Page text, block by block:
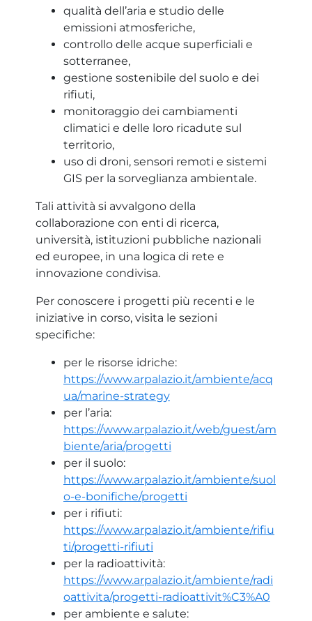
qualità dell’aria e studio delle
emissioni atmosferiche,
controllo delle acque superficiali e
sotterranee,
gestione sostenibile del suolo e dei
rifiuti,
monitoraggio dei cambiamenti
climatici e delle loro ricadute sul
territorio,
uso di droni, sensori remoti e sistemi
GIS per la sorveglianza ambientale.
Tali attività si avvalgono della
collaborazione con enti di ricerca,
università, istituzioni pubbliche nazionali
ed europee, in una logica di rete e
innovazione condivisa.
Per conoscere i progetti più recenti e le
iniziative in corso, visita le sezioni
specifiche:
per le risorse idriche:
https://www.arpalazio.it/ambiente/acq
ua/marine-strategy
per l’aria:
https://www.arpalazio.it/web/guest/am
biente/aria/progetti
per il suolo:
https://www.arpalazio.it/ambiente/suol
o-e-bonifiche/progetti
per i rifiuti:
https://www.arpalazio.it/ambiente/rifiu
ti/progetti-rifiuti
per la radioattività:
https://www.arpalazio.it/ambiente/radi
oattivita/progetti-radioattivit%C3%A0
per ambiente e salute: